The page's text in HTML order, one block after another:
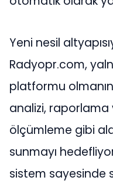
Yeni nesil
Radyopr.com,
platformu
analizi,
ölçümleme gibi
sunmayı
sistem sayesinde